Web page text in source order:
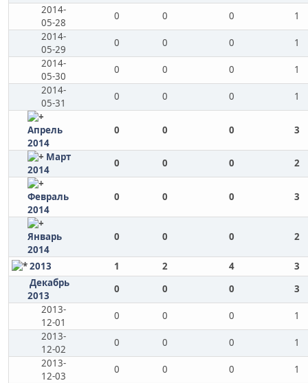
2014-
05-28
0 0 0
1
2014-
05-29
0 0 0
1
2014-
05-30
0 0 0
1
2014-
05-31
0 0 0 1
Апрель
2014
0 0 0 3
Март
2014
0 0 0 2
Февраль
2014
0 0 0 3
Январь
2014
0 0 0 2
2013 1 2 4
3
Декабрь
2013
0 0 0
3
2013-
12-01
0 0 0
1
2013-
12-02
0 0 0
1
2013-
12-03
0 0 0
1